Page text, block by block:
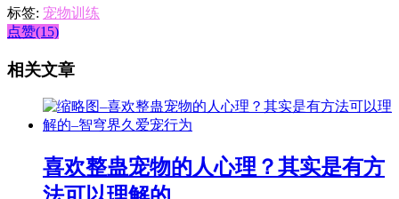
标签: 宠物训练
点赞(15)
相关文章
喜欢整蛊宠物的人心理？其实是有方